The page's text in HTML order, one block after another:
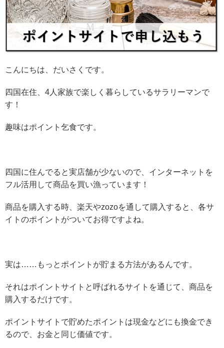
こんにちは、だいさくです。
四国在住、4人家族で楽しく暮らしているサラリーマンで
す！
趣味はポイント乞食です。
四国に住んでると実店舗が少ないので、インターネットを
フル活用して商品を買い漁っています！
商品を購入する時、楽天やzozoを通して購入すると、各サ
イトのポイントがついてお得ですよね。
実は……もっとポイントが貯まる方法があるんです。
それはポイントサイトと呼ばれるサイトを通じて、商品を
購入するだけです。
ポイントサイトで貯めたポイントは現金などにも換金でき
るので、お金と同じ価値です。